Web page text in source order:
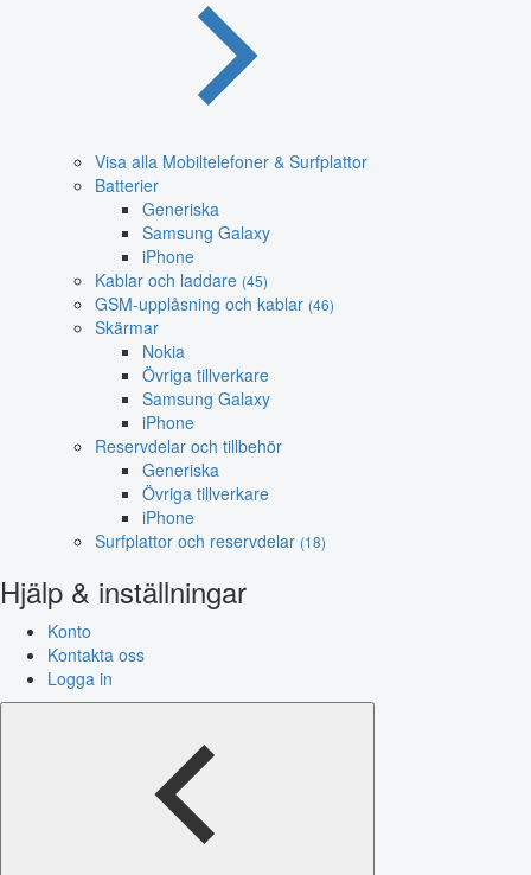
Visa alla Mobiltelefoner & Surfplattor
Batterier
Generiska
Samsung Galaxy
iPhone
Kablar och laddare (45)
GSM-upplåsning och kablar (46)
Skärmar
Nokia
Övriga tillverkare
Samsung Galaxy
iPhone
Reservdelar och tillbehör
Generiska
Övriga tillverkare
iPhone
Surfplattor och reservdelar (18)
Hjälp & inställningar
Konto
Kontakta oss
Logga in